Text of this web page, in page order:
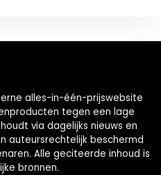
alles-in-één-prijswebsite
tegen een lage
via dagelijks nieuws en
auteursrechtelijk beschermd
Alle geciteerde inhoud is
bronnen.